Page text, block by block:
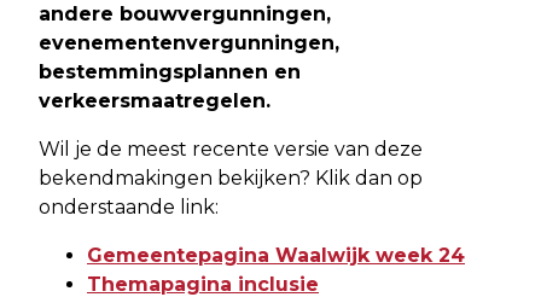
andere bouwvergunningen,
evenementenvergunningen,
bestemmingsplannen en
verkeersmaatregelen.
Wil je de meest recente versie van deze
bekendmakingen bekijken? Klik dan op
onderstaande link:
Gemeentepagina Waalwijk week 24
Themapagina inclusie